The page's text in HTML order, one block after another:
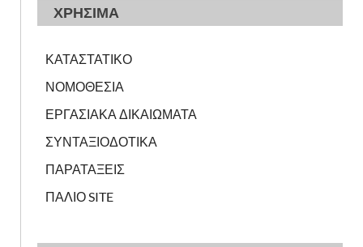
ΧΡΗΣΙΜΑ
ΚΑΤΑΣΤΑΤΙΚΟ
ΝΟΜΟΘΕΣΙΑ
ΕΡΓΑΣΙΑΚΑ ΔΙΚΑΙΩΜΑΤΑ
ΣΥΝΤΑΞΙΟΔΟΤΙΚΑ
ΠΑΡΑΤΑΞΕΙΣ
ΠΑΛΙΟ SITE